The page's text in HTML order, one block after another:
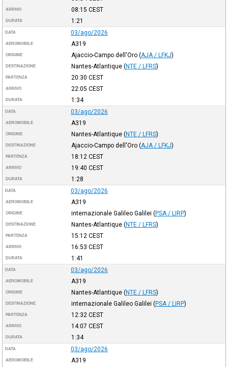
ARRIVO 08:15 CEST
DURATA 1:21
DATA 03/ago/2026
AEROMOBILE A319
ORIGINE Ajaccio-Campo dell'Oro (AJA / LFKJ)
DESTINAZIONE Nantes-Atlantique (NTE / LFRS)
PARTENZA 20:30 CEST
ARRIVO 22:05 CEST
DURATA 1:34
DATA 03/ago/2026
AEROMOBILE A319
ORIGINE Nantes-Atlantique (NTE / LFRS)
DESTINAZIONE Ajaccio-Campo dell'Oro (AJA / LFKJ)
PARTENZA 18:12 CEST
ARRIVO 19:40 CEST
DURATA 1:28
DATA 03/ago/2026
AEROMOBILE A319
ORIGINE internazionale Galileo Galilei (PSA / LIRP)
DESTINAZIONE Nantes-Atlantique (NTE / LFRS)
PARTENZA 15:12 CEST
ARRIVO 16:53 CEST
DURATA 1:41
DATA 03/ago/2026
AEROMOBILE A319
ORIGINE Nantes-Atlantique (NTE / LFRS)
DESTINAZIONE internazionale Galileo Galilei (PSA / LIRP)
PARTENZA 12:32 CEST
ARRIVO 14:07 CEST
DURATA 1:34
DATA 03/ago/2026
AEROMOBILE A319